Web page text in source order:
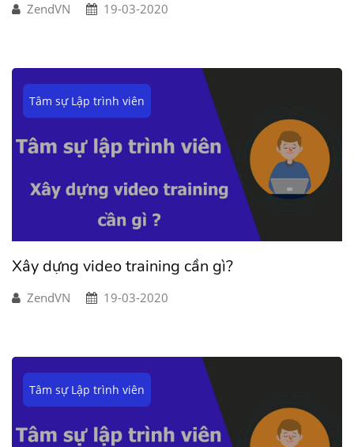
ZendVN 19-03-2020
Tâm sự Lập trình viên
Xây dựng video training cần gì?
ZendVN 19-03-2020
Tâm sự Lập trình viên